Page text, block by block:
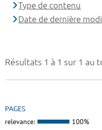
Résultats 1 à 1 sur 1 au
PAGES
relevance: 100%
Type de contenu
Date de dernière